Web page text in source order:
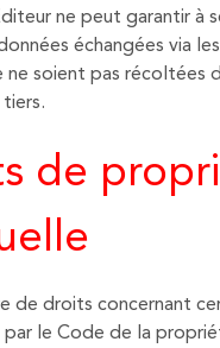
ne peut garantir à
échangées via
ne soient pas récoltées
de
de droits concernant
le Code de la